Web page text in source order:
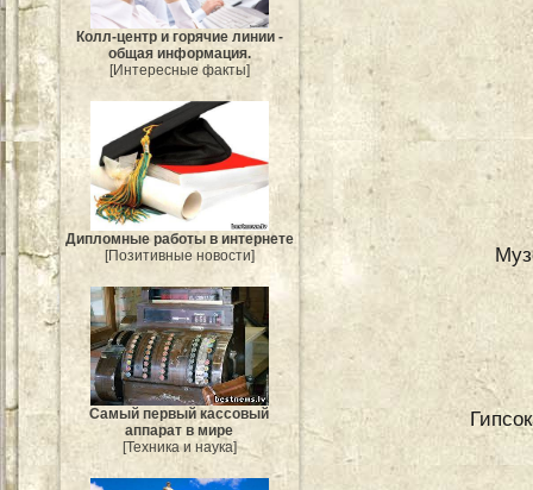
Колл-центр и горячие линии -
общая информация.
[Интересные факты]
Дипломные работы в интернете
[Позитивные новости]
Самый первый кассовый
аппарат в мире
[Техника и наука]